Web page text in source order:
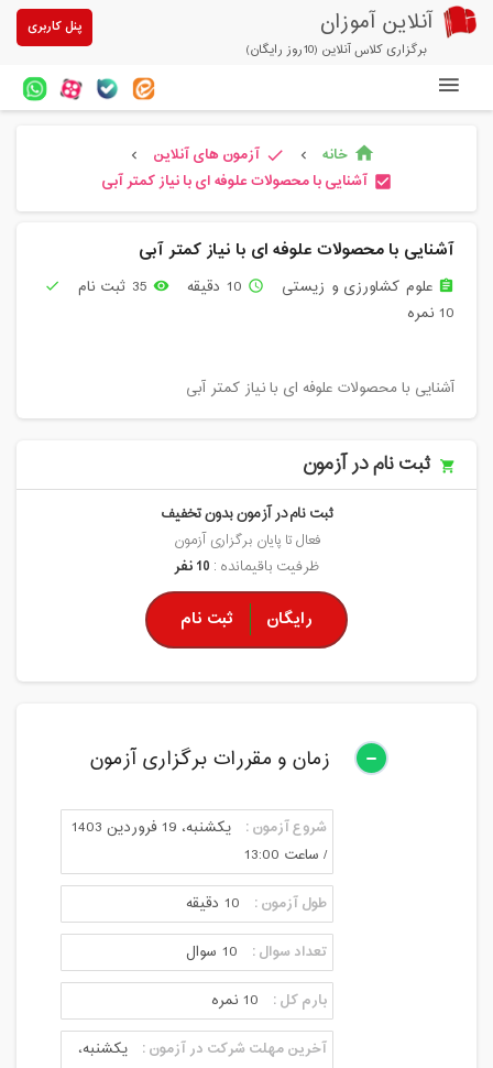
آنلاین آموزان
برگزاری کلاس آنلاین (10روز رایگان)
پنل کاربری
آزمون های آنلاین
مقالات آنلاین آموزان
خرید سرویس کلاس آنلاین
درباره ما
home خانه chevron_left
check آزمون های آنلاین chevron_left
check_box آشنایی با محصولات علوفه ای با نیاز کمتر آبی
آشنایی با محصولات علوفه ای با نیاز کمتر آبی
assignment علوم کشاورزی و زیستی access_time 10 دقیقه remove_red_eye 35 ثبت نام check
10 نمره
آشنایی با محصولات علوفه ای با نیاز کمتر آبی
ثبت نام در آزمون
ثبت نام در آزمون بدون تخفیف
فعال تا پایان برگزاری آزمون
ظرفیت باقیمانده : 10 نفر
رایگان ثبت نام
زمان و مقررات برگزاری آزمون
شروع آزمون :
یکشنبه، 19 فروردین 1403
/ ساعت 13:00
طول آزمون : 10 دقیقه
تعداد سوال : 10 سوال
بارم کل : 10 نمره
آخرین مهلت شرکت در آزمون :
یکشنبه،